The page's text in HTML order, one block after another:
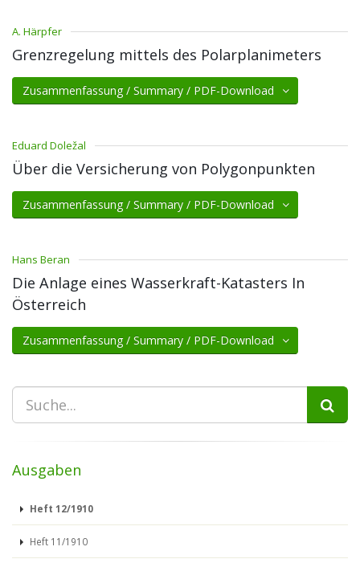
A. Härpfer
Grenzregelung mittels des Polarplanimeters
Zusammenfassung / Summary / PDF-Download
Eduard Doležal
Über die Versicherung von Polygonpunkten
Zusammenfassung / Summary / PDF-Download
Hans Beran
Die Anlage eines Wasserkraft-Katasters In
Österreich
Zusammenfassung / Summary / PDF-Download
Ausgaben
Heft 12/1910
Heft 11/1910